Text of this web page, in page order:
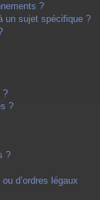
?
un sujet spécifique ?
?
?
?
d’ordres légaux